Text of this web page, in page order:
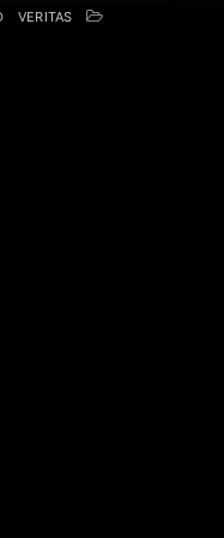
VERITAS